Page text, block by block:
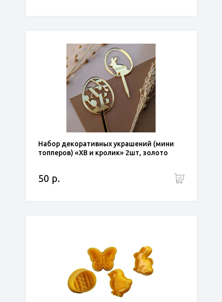
Набор декоративных украшений (мини
топперов) «ХВ и кролик» 2шт, золото
50 р.